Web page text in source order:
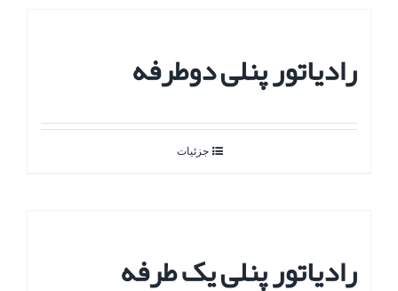
رادیاتور پنلی دوطرفه
جزئیات
رادیاتور پنلی یک طرفه